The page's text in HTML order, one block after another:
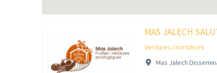
MAS JALECH
Verdures i hortalises
Mas Jalech